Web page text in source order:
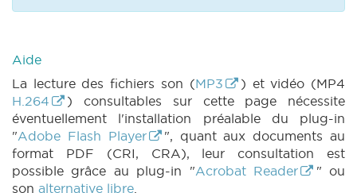
Aide
La lecture des fichiers son (MP3
) et vidéo (MP4
H.264
) consultables sur cette page nécessite
éventuellement l'installation préalable du plug-in
"Adobe Flash Player
", quant aux documents au
format PDF (CRI, CRA), leur consultation est
possible grâce au plug-in "Acrobat Reader
" ou
son alternative libre.